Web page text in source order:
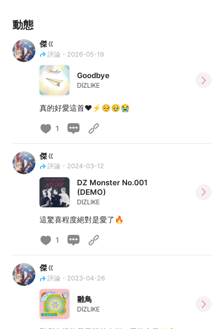
}
動態
傑ㄍ
評論・2026-05-19
Goodbye
DIZLIKE
真的好愛這首❤️⚡🥺🥹😭
1
傑ㄍ
評論・2024-03-12
DZ Monster No.001
(DEMO)
DIZLIKE
這驚喜程度絕對是愛了🔥
1
傑ㄍ
評論・2023-04-26
雛鳥
DIZLIKE